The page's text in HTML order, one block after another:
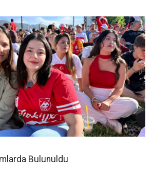
Bulunuldu